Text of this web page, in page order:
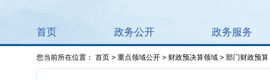
首页 政务公开 政务服务
您当前所在位置： 首页 > 重点领域公开 > 财政预决算领域 > 部门财政预算